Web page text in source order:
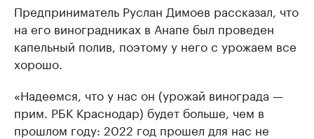
Предприниматель Руслан Димоев рассказал, что
на его виноградниках в Анапе был проведен
капельный полив, поэтому у него с урожаем все
хорошо.
«Надеемся, что у нас он (урожай винограда —
прим. РБК Краснодар) будет больше, чем в
прошлом году: 2022 год прошел для нас не